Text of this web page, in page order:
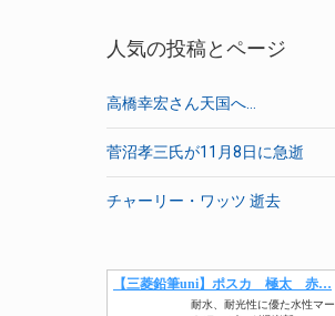
人気の投稿とページ
高橋幸宏さん天国へ…
菅沼孝三氏が11月8日に急逝
チャーリー・ワッツ 逝去